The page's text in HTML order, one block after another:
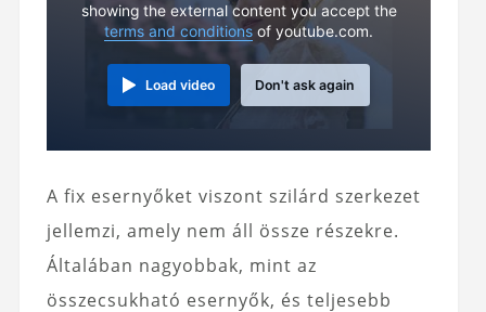
showing the external content you accept the
terms and conditions of youtube.com.
Load video Don't ask again
A fix esernyőket viszont szilárd szerkezet
jellemzi, amely nem áll össze részekre.
Általában nagyobbak, mint az
összecsukható esernyők, és teljesebb